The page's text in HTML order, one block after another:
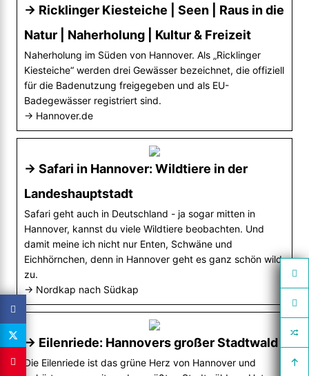
→ Ricklinger Kiesteiche | Seen | Raus in die
Natur | Naherholung | Kultur & Freizeit
Naherholung im Süden von Hannover. Als „Ricklinger
Kiesteiche“ werden drei Gewässer bezeichnet, die offiziell
für die Badenutzung freigegeben und als EU-
Badegewässer registriert sind.
→ Hannover.de
→ Safari in Hannover: Wildtiere in der
Landeshauptstadt
Safari geht auch in Deutschland - ja sogar mitten in
Hannover, kannst du viele Wildtiere beobachten. Und
damit meine ich nicht nur Enten, Schwäne und
Eichhörnchen, denn in Hannover geht es ganz schön wild
zu.
→ Nordkap nach Südkap
→ Eilenriede: Hannovers großer Stadtwald
Die Eilenriede ist das grüne Herz von Hannover und